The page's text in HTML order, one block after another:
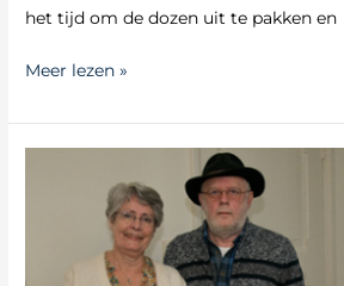
het tijd om de dozen uit te pakken en
Meer lezen »